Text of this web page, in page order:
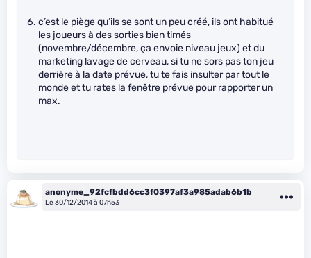
c’est le piège qu’ils se sont un peu créé, ils ont habitué
les joueurs à des sorties bien timés
(novembre/décembre, ça envoie niveau jeux) et du
marketing lavage de cerveau, si tu ne sors pas ton jeu
derrière à la date prévue, tu te fais insulter par tout le
monde et tu rates la fenêtre prévue pour rapporter un
max.
anonyme_92fcfbdd6cc3f0397af3a985adab6b1b
Le 30/12/2014 à 07h53